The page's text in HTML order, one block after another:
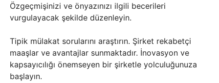
Özgeçmişinizi ve önyazınızı ilgili becerileri
vurgulayacak şekilde düzenleyin.
Tipik mülakat sorularını araştırın. Şirket rekabetçi
maaşlar ve avantajlar sunmaktadır. İnovasyon ve
kapsayıcılığı önemseyen bir şirketle yolculuğunuza
başlayın.